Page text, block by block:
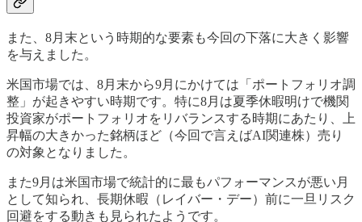
また、8月末という時期的な要素も今回の下落に大きく影響
を与えました。
米国市場では、8月末から9月にかけては「ポートフォリオ調
整」が起きやすい時期です。特に8月は夏季休暇明けで機関
投資家がポートフォリオをリバランスする時期にあたり、上
昇幅の大きかった銘柄ほど（今回で言えばAI関連株）売り
の対象となりました。
また9月は米国市場で統計的に最もパフォーマンスが悪い月
として知られ、長期休暇（レイバー・デー）前に一旦リスク
回避をする動きも見られたようです。